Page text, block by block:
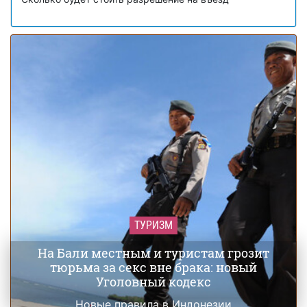
ТУРИЗМ
На Бали местным и туристам грозит
тюрьма за секс вне брака: новый
Уголовный кодекс